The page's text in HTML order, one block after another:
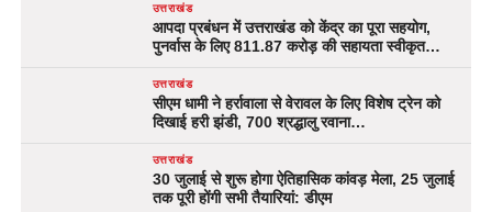
उत्तराखंड
आपदा प्रबंधन में उत्तराखंड को केंद्र का पूरा सहयोग,
पुनर्वास के लिए 811.87 करोड़ की सहायता स्वीकृत…
उत्तराखंड
सीएम धामी ने हर्रावाला से वेरावल के लिए विशेष ट्रेन को
दिखाई हरी झंडी, 700 श्रद्धालु रवाना…
उत्तराखंड
30 जुलाई से शुरू होगा ऐतिहासिक कांवड़ मेला, 25 जुलाई
तक पूरी होंगी सभी तैयारियां: डीएम